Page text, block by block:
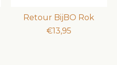
Retour BijBO Rok
€13,95